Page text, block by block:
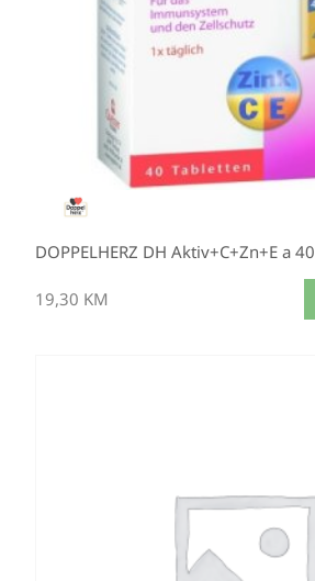
DOPPELHERZ DH Aktiv+C+Zn+E a 40
19,30 KM